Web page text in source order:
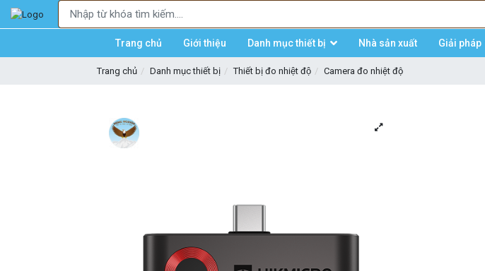
Trang chủ Giới thiệu Danh mục thiết bị Nhà sản xuất Giải pháp
Trang chủ Danh mục thiết bị Thiết bị đo nhiệt độ Camera đo nhiệt độ